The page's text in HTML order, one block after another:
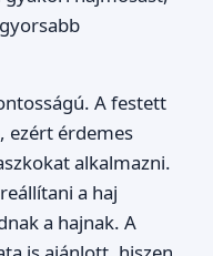
A festett
ezért érdemes
alkalmazni.
a haj
a hajnak. A